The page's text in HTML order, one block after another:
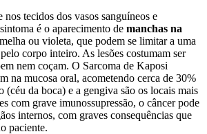
nos tecidos dos vasos sanguíneos e
é o aparecimento de manchas na
ou violeta, que podem se limitar a uma
corpo inteiro. As lesões costumam ser
nem coçam. O Sarcoma de Kaposi
na mucosa oral, acometendo cerca de 30%
(céu da boca) e a gengiva são os locais mais
com grave imunossupressão, o câncer pode
internos, com graves consequências que
paciente.